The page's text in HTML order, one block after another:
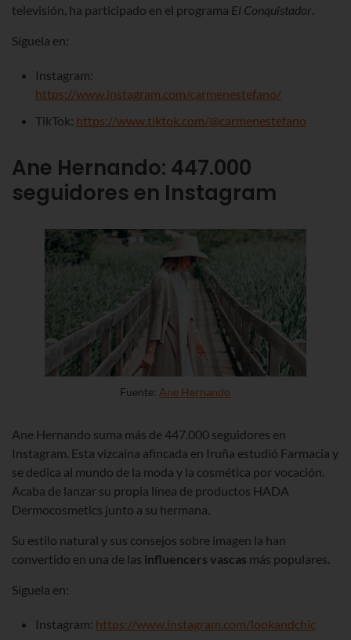
televisión, ha participado en el programa El Conquistador.
Síguela en:
Instagram:
https://www.instagram.com/carmenestefano/
TikTok: https://www.tiktok.com/@carmenestefano
Ane Hernando: 447.000
seguidores en Instagram
Fuente: Ane Hernando
Ane Hernando suma más de 447.000 seguidores en
Instagram. Esta vizcaína afincada en Iruña estudió Farmacia y
se dedica al mundo de la moda y la cosmética por vocación.
Acaba de lanzar su propia línea de productos HADA
Dermocosmetics junto a su hermana.
Su estilo natural y sus consejos sobre imagen la han
convertido en una de las influencers vascas más populares.
Síguela en:
Instagram: https://www.instagram.com/lookandchic